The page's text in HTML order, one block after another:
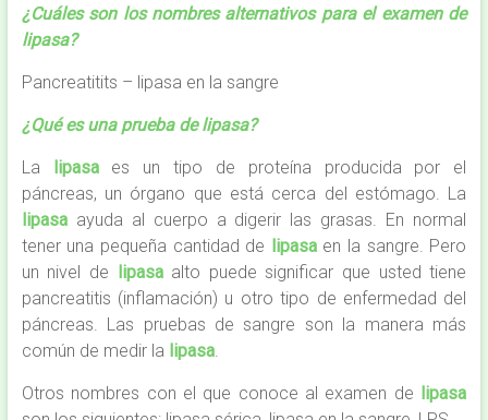
¿Cuáles son los nombres alternativos para el examen de
lipasa?
Pancreatitits – lipasa en la sangre
¿Qué es una prueba de lipasa?
La lipasa
es un tipo de proteína producida por el
páncreas, un órgano que está cerca del estómago. La
lipasaayuda al cuerpo a digerir las grasas. En normal
tener una pequeña cantidad de lipasaen la sangre. Pero
un nivel de lipasa alto puede significar que usted tiene
pancreatitis (inflamación) u otro tipo de enfermedad del
páncreas. Las pruebas de sangre son la manera más
común de medir la lipasa.
Otros nombres con el que conoce al examen de lipasa